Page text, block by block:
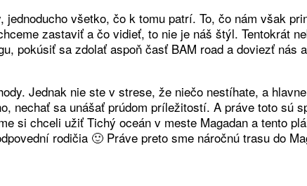
všetko, čo k tomu patrí. To, čo nám však
zastaviť a čo vidieť, to nie je náš štýl. Tentokrát
pokúsiť sa zdolať aspoň časť BAM road a doviezť nás
Jednak nie ste v strese, že niečo nestíhate, a
sa unášať prúdom príležitostí. A práve toto sú
si chceli užiť Tichý oceán v meste Magadan a tento
rodičia 🙂 Práve preto sme náročnú trasu do